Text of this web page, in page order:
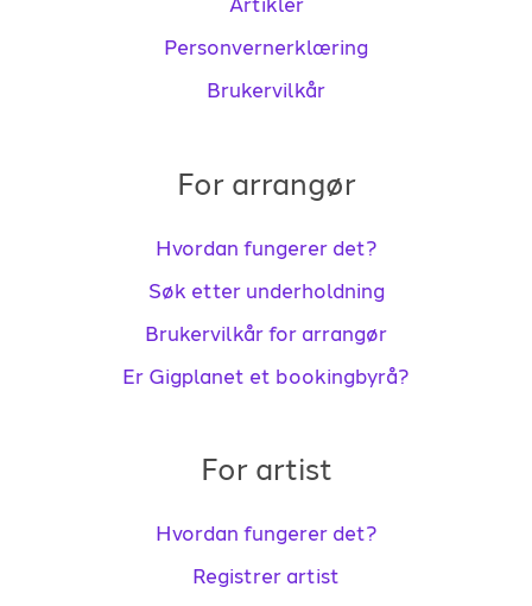
Personvernerklæring
Brukervilkår
For arrangør
Hvordan fungerer det?
Søk etter underholdning
Brukervilkår for arrangør
Er Gigplanet et bookingbyrå?
For artist
Hvordan fungerer det?
Registrer artist